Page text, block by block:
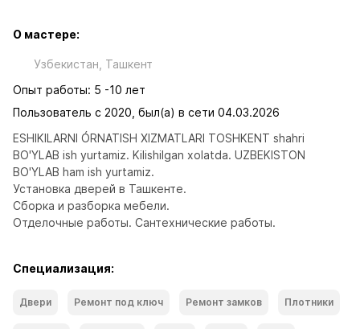
О мастере:
Узбекистан, Ташкент
Опыт работы: 5 -10 лет
Пользователь с 2020, был(а) в сети 04.03.2026
ESHIKILARNI ÓRNATISH XIZMATLARI TOSHKENT shahri
BO'YLAB ish yurtamiz. Kilishilgan xolatda. UZBEKISTON
BO'YLAB ham ish yurtamiz.
Установка дверей в Ташкенте.
Сборка и разборка мебели.
Отделочные работы. Сантехнические работы.
Специализация:
Двери Ремонт под ключ Ремонт замков Плотники